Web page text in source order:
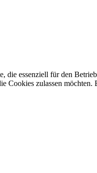
die essenziell für den
Cookies zulassen